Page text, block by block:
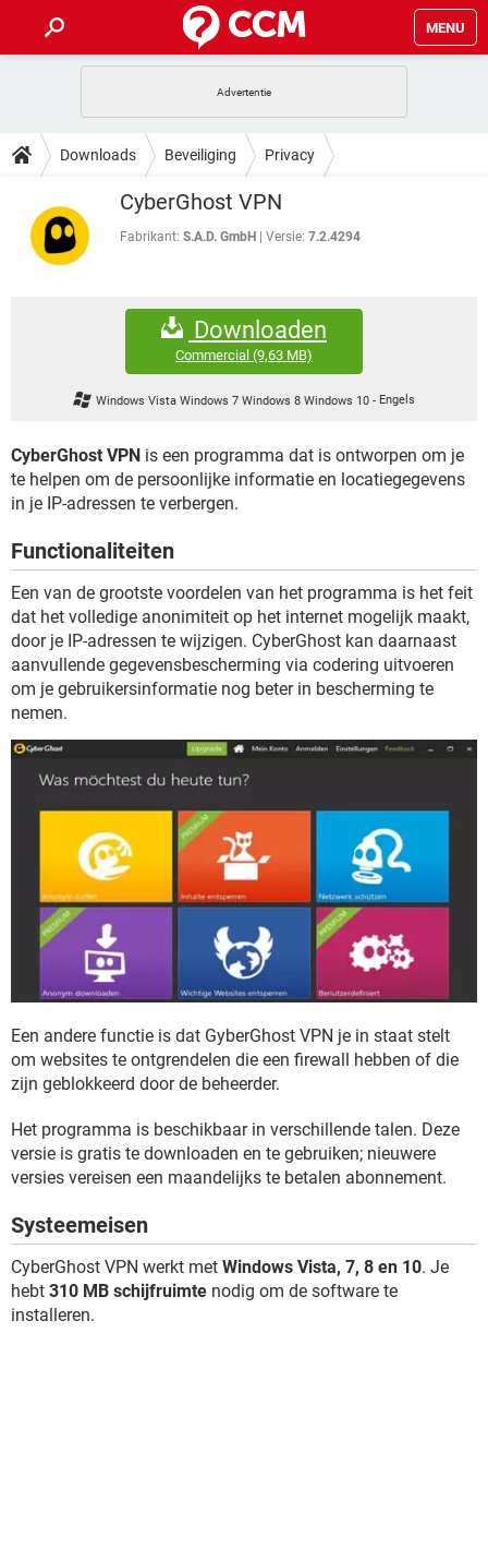
MENU
INSTAGRAM WINDOWS 10
CORONAVIRUS
GRATIS SNAPCHAT
HOW-TO
VIDEOBELLEN
INSTAGRAM
NETFLIX
VIDEOBELLEN GAMES
CORONAVIRUS
SNAPCHAT
FORUM
WINDOWS 10
CORONAVIRUS
SNAPCHAT
GAMES
GRATIS SNAPCHAT
TIKTOK
Downloads Beveiliging Privacy
CyberGhost VPN
Fabrikant: S.A.D. GmbH Versie: 7.2.4294
Downloaden
Commercial (9,63 MB)
Windows Vista Windows 7 Windows 8 Windows 10 - Engels
CyberGhost VPN is een programma dat is ontworpen om je
te helpen om de persoonlijke informatie en locatiegegevens
in je IP-adressen te verbergen.
Functionaliteiten
Een van de grootste voordelen van het programma is het feit
dat het volledige anonimiteit op het internet mogelijk maakt,
door je IP-adressen te wijzigen. CyberGhost kan daarnaast
aanvullende gegevensbescherming via codering uitvoeren
om je gebruikersinformatie nog beter in bescherming te
nemen.
Een andere functie is dat GyberGhost VPN je in staat stelt
om websites te ontgrendelen die een firewall hebben of die
zijn geblokkeerd door de beheerder.
Het programma is beschikbaar in verschillende talen. Deze
versie is gratis te downloaden en te gebruiken; nieuwere
versies vereisen een maandelijks te betalen abonnement.
Systeemeisen
CyberGhost VPN werkt met Windows Vista, 7, 8 en 10. Je
hebt 310 MB schijfruimte nodig om de software te
installeren.